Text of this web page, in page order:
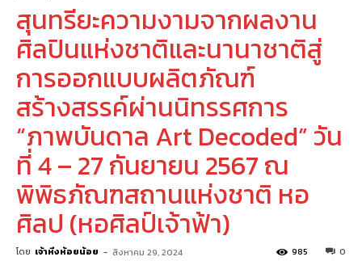
สุนทรียะความงามจากผลงาน
ศิลปินแห่งชาติและนานาชาติสู่
การออกแบบผลิตภัณฑ์
สร้างสรรค์ผ่านนิทรรศการ
“ภาพบันดาล Art Decoded” วัน
ที่ 4 – 27 กันยายน 2567 ณ
พิพิธภัณฑสถานแห่งชาติ หอ
ศิลป (หอศิลป์เจ้าฟ้า)
โดย เจ้าหิ่งห้อยน้อย - สิงหาคม 29, 2024 0
985